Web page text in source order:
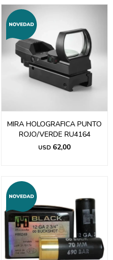
MIRA HOLOGRAFICA PUNTO
ROJO/VERDE RU4164
USD 62,00